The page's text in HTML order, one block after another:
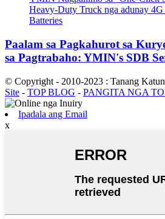
Paalam sa Pagkahurot sa
sa Pagtrabaho: YMIN's SDB
© Copyright - 2010-2023 : Tanang
Site - TOP BLOG - PANGITA NGA
Ipadala ang Email
x